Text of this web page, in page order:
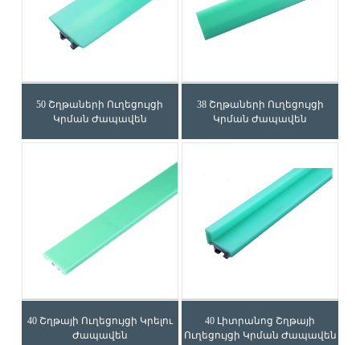
50 Շղթաների Ուղեցույցի
Կրման Ժապավեն
38 Շղթաների Ուղեցույցի
Կրման Ժապավեն
40 Շղթայի Ուղեցույցի Կրելու
Ժապավեն
40 Լիտրանոց Շղթայի
Ուղեցույցի Կրման Ժապավեն